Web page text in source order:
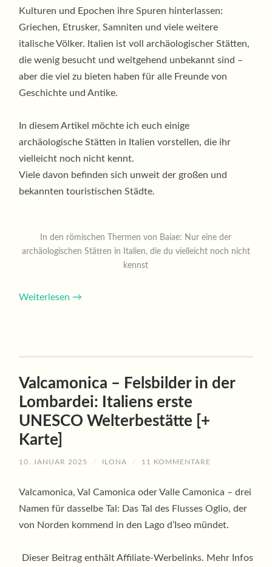
Kulturen und Epochen ihre Spuren hinterlassen:
Griechen, Etrusker, Samniten und viele weitere
italische Völker. Italien ist voll archäologischer Stätten,
die wenig besucht und weitgehend unbekannt sind –
aber die viel zu bieten haben für alle Freunde von
Geschichte und Antike.
In diesem Artikel möchte ich euch einige
archäologische Stätten in Italien vorstellen, die ihr
vielleicht noch nicht kennt.
Viele davon befinden sich unweit der großen und
bekannten touristischen Städte.
In den römischen Thermen von Baiae: Nur eine der
archäologischen Stätten in Italien, die du vielleicht noch nicht
kennst
Weiterlesen →
Valcamonica – Felsbilder in der
Lombardei: Italiens erste
UNESCO Welterbestätte [+
Karte]
10. JANUAR 2025 / ILONA / 11 KOMMENTARE
Valcamonica, Val Camonica oder Valle Camonica – drei
Namen für dasselbe Tal: Das Tal des Flusses Oglio, der
von Norden kommend in den Lago d’Iseo mündet.
Dieser Beitrag enthält Affiliate-Werbelinks. Mehr Infos